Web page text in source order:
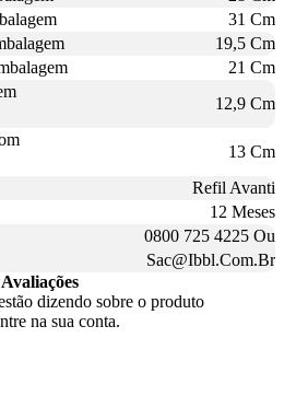
31 Cm
19,5 Cm
21 Cm
12,9 Cm
13 Cm
Refil Avanti
12 Meses
0800 725 4225 Ou
Sac@Ibbl.Com.Br
Avaliações
dizendo sobre o produto
na sua conta.